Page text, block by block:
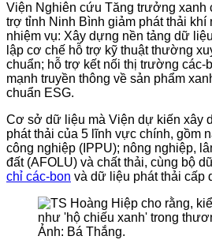
Viện Nghiên cứu Tăng trưởng xanh
trợ tỉnh Ninh Bình giảm phát thải khí
nhiệm vụ: Xây dựng nền tảng dữ
lập cơ chế hỗ trợ kỹ thuật thường
chuẩn; hỗ trợ kết nối thị trường các-
mạnh truyền thông về sản phẩm
chuẩn ESG.
Cơ sở dữ liệu mà Viện dự kiến xây
phát thải của 5 lĩnh vực chính, gồm
công nghiệp (IPPU); nông nghiệp,
đất (AFOLU) và chất thải, cùng bộ
chỉ các-bon và dữ liệu phát thải cấp